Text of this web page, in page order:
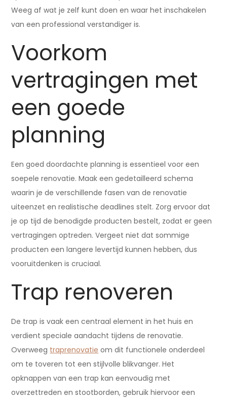
Weeg af wat je zelf kunt doen en waar het inschakelen
van een professional verstandiger is.
Voorkom
vertragingen met
een goede
planning
Een goed doordachte planning is essentieel voor een
soepele renovatie. Maak een gedetailleerd schema
waarin je de verschillende fasen van de renovatie
uiteenzet en realistische deadlines stelt. Zorg ervoor dat
je op tijd de benodigde producten bestelt, zodat er geen
vertragingen optreden. Vergeet niet dat sommige
producten een langere levertijd kunnen hebben, dus
vooruitdenken is cruciaal.
Trap renoveren
De trap is vaak een centraal element in het huis en
verdient speciale aandacht tijdens de renovatie.
Overweeg traprenovatie om dit functionele onderdeel
om te toveren tot een stijlvolle blikvanger. Het
opknappen van een trap kan eenvoudig met
overzettreden en stootborden, gebruik hiervoor een